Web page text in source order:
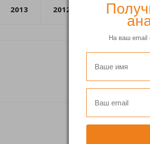
На ваш email
2013 2012